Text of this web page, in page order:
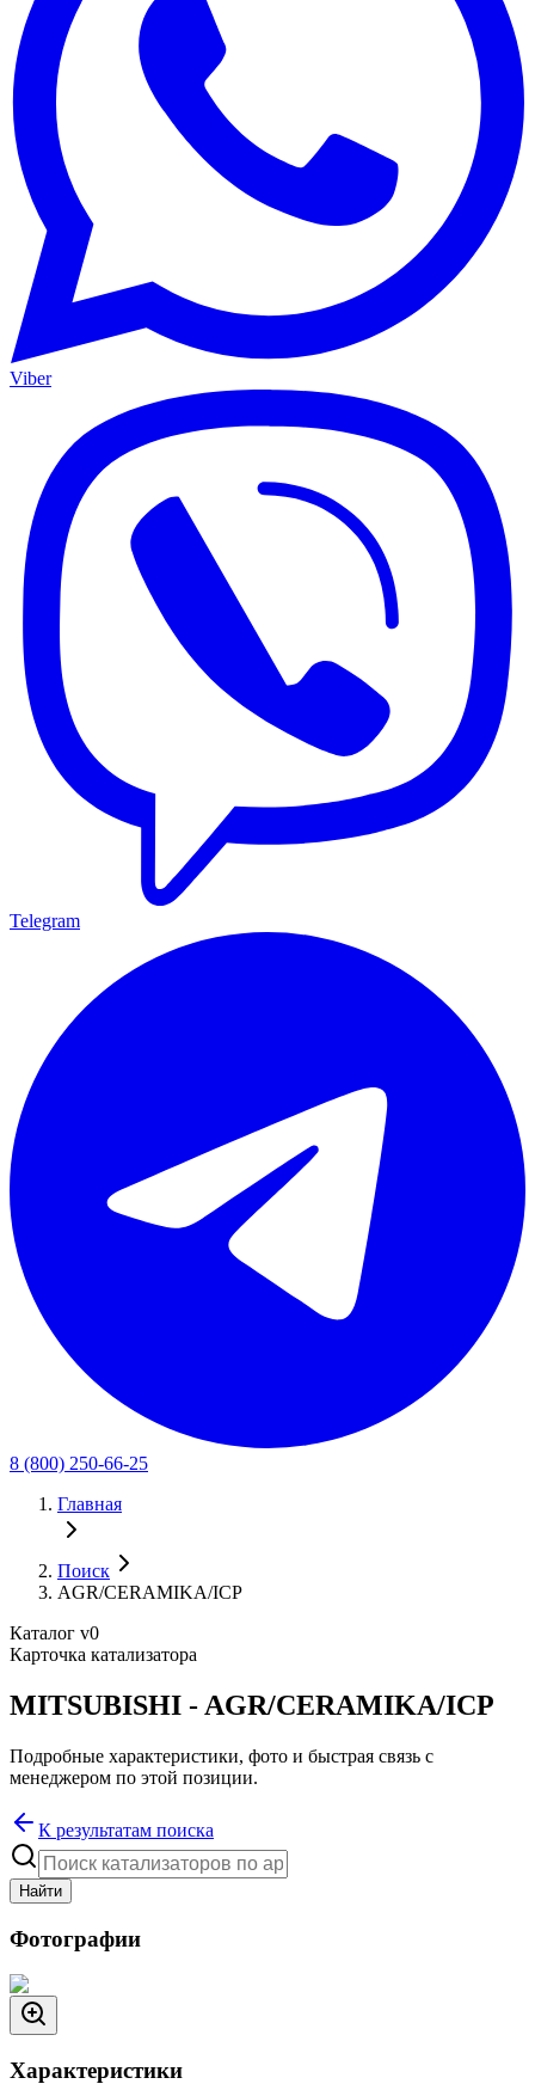
Viber
Telegram
8 (800) 250-66-25
Главная
Поиск
AGR/CERAMIKA/ICP
Каталог v0
Карточка катализатора
MITSUBISHI - AGR/CERAMIKA/ICP
Подробные характеристики, фото и быстрая связь с
менеджером по этой позиции.
К результатам поиска
Найти
Фотографии
Характеристики